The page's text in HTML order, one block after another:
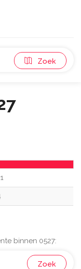
Zoek
binnen 0527:
Zoek